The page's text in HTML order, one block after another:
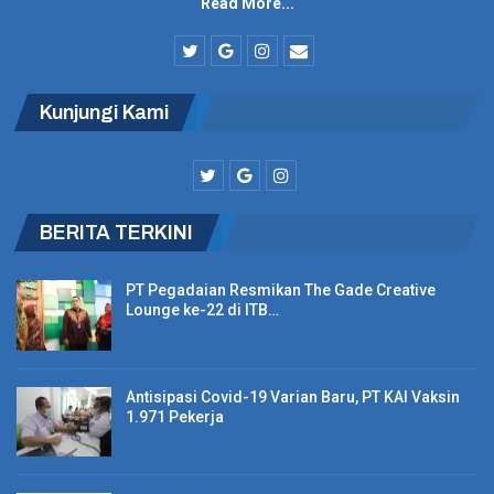
468.350 Paspor
16 Konser Musik Hadir di Indonesia, Ada Tiket
KAI Sesuikan Gapeka Baru, 58 Perjalanan Kereta
Milik Negara (BUMN) Indonesia yang bergerak di bidang jasa
kurir dan logistik, jasa keuangan, serta property. Didirikan pada
tanggal 26 Agustus 1746, PT Pos Indonesia (Persero) menjadi
Kunjungi Kami
BERITA TERKINI
PT Pegadaian Resmikan The Gade Creative
Lounge ke-22 di ITB…
Antisipasi Covid-19 Varian Baru, PT KAI Vaksin
1.971 Pekerja